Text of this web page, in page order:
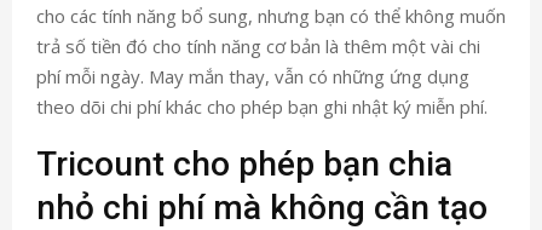
cho các tính năng bổ sung, nhưng bạn có thể không muốn
trả số tiền đó cho tính năng cơ bản là thêm một vài chi
phí mỗi ngày. May mắn thay, vẫn có những ứng dụng
theo dõi chi phí khác cho phép bạn ghi nhật ký miễn phí.
Tricount cho phép bạn chia
nhỏ chi phí mà không cần tạo